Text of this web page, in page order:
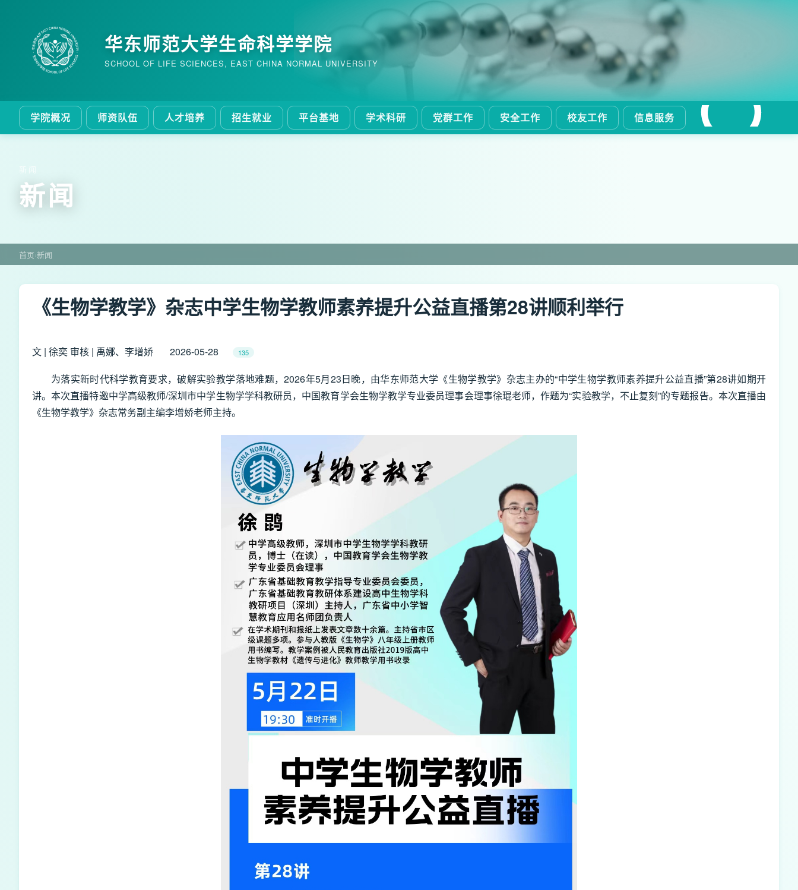
华东师范大学生命科学学院
SCHOOL OF LIFE SCIENCES, EAST CHINA NORMAL UNIVERSITY
学院概况 师资队伍 人才培养 招生就业 平台基地 学术科研 党群工作 安全工作 校友工作 信息服务
新闻
新闻
首页›新闻
《生物学教学》杂志中学生物学教师素养提升公益直播第28讲顺利举行
文 | 徐奕 审核 | 禹娜、李增娇 2026-05-28 135
为落实新时代科学教育要求，破解实验教学落地难题，2026年5月23日晚，由华东师范大学《生物学教学》杂志主办的“中学生物学教师素养提升公益直播”第28讲如期开
讲。本次直播特邀中学高级教师/深圳市中学生物学学科教研员，中国教育学会生物学教学专业委员理事会理事徐琨老师，作题为“实验教学，不止复刻”的专题报告。本次直播由
《生物学教学》杂志常务副主编李增娇老师主持。